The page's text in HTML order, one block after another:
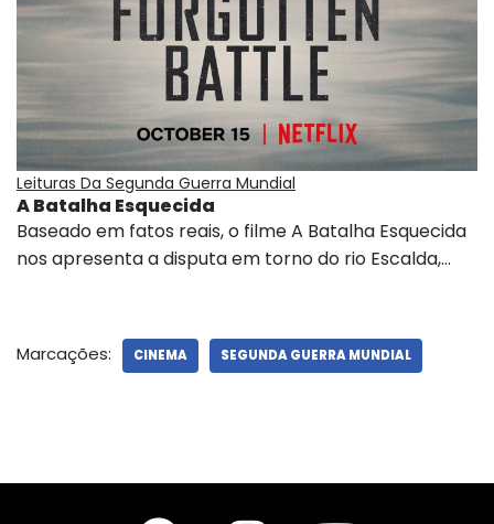
Leituras Da Segunda Guerra Mundial
A Batalha Esquecida
Baseado em fatos reais, o filme A Batalha Esquecida
nos apresenta a disputa em torno do rio Escalda,…
Marcações: CINEMA SEGUNDA GUERRA MUNDIAL